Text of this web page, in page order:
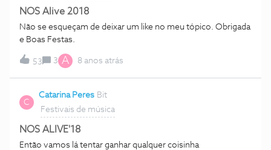
NOS Alive 2018
Não se esqueçam de deixar um like no meu tópico. Obrigada
e Boas Festas.
53 3 A 8 anos atrás
C
Catarina Peres Bit
Festivais de música
NOS ALIVE'18
Então vamos lá tentar ganhar qualquer coisinha